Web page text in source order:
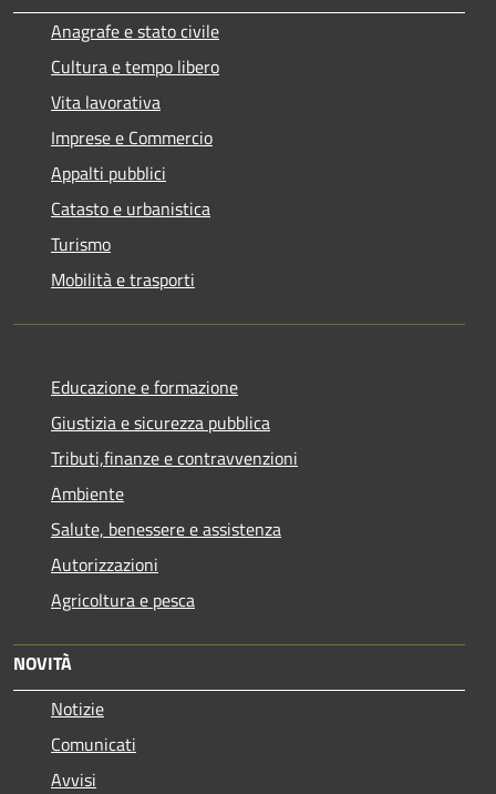
Anagrafe e stato civile
Cultura e tempo libero
Vita lavorativa
Imprese e Commercio
Appalti pubblici
Catasto e urbanistica
Turismo
Mobilità e trasporti
Educazione e formazione
Giustizia e sicurezza pubblica
Tributi,finanze e contravvenzioni
Ambiente
Salute, benessere e assistenza
Autorizzazioni
Agricoltura e pesca
NOVITÀ
Notizie
Comunicati
Avvisi